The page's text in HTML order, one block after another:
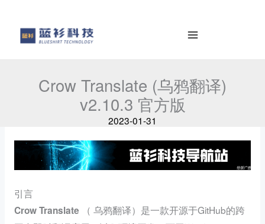
Crow Translate (乌鸦翻译)
v2.10.3 官方版
2023-01-31
引言
Crow Translate （ 乌鸦翻译）是一款开源于GitHub的跨
h